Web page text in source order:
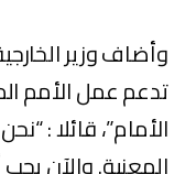
وأضاف وزير
تدعم عمل الأمم
الأمام”، قائلا :
المعنية. والآن